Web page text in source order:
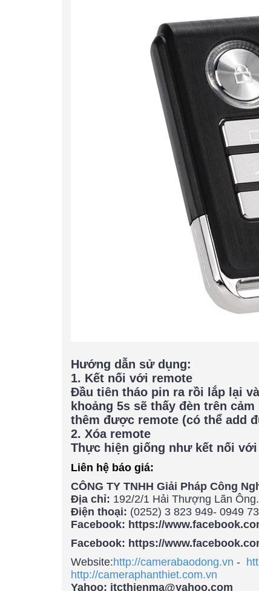
Hướng dẫn sử dụng:
1. Kết nối với remote
Đầu tiên tháo pin ra rồi lắp lại
khoảng 5s sẽ thấy đèn trên
thêm được remote (có thể add
2. Xóa remote
Thực hiện giống như kết nối
Liên hệ báo giá:
CÔNG TY TNHH Giải Pháp Công
Địa chỉ: 192/2/1 Hải Thượng Lãn
Điện thoại: (0252) 3 823 949- 0949
Facebook: https://
Facebook: https://
Website:http://camerabaodong.vn -
http://cameraphanthiet.com.vn
Yahoo: itcthienma@yahoo.com